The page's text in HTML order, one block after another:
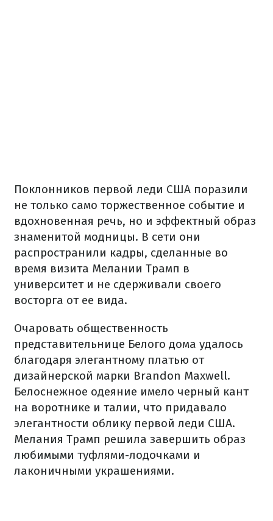
Поклонников первой леди США поразили
не только само торжественное событие и
вдохновенная речь, но и эффектный образ
знаменитой модницы. В сети они
распространили кадры, сделанные во
время визита Мелании Трамп в
университет и не сдерживали своего
восторга от ее вида.
Очаровать общественность
представительнице Белого дома удалось
благодаря элегантному платью от
дизайнерской марки Brandon Maxwell.
Белоснежное одеяние имело черный кант
на воротнике и талии, что придавало
элегантности облику первой леди США.
Мелания Трамп решила завершить образ
любимыми туфлями-лодочками и
лаконичными украшениями.